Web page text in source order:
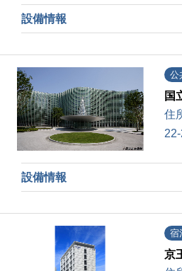
設備情報
公
国
住
設備情報
宿
京